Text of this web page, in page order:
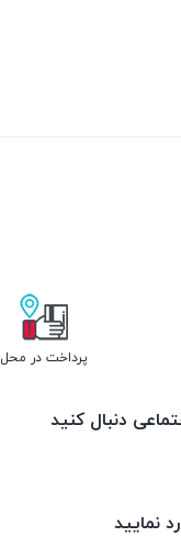
پرداخت در محل
دنبال کنید
نمایید